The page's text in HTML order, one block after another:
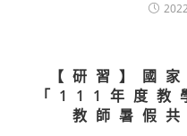
【研習】國
「111年度教
教師暑假